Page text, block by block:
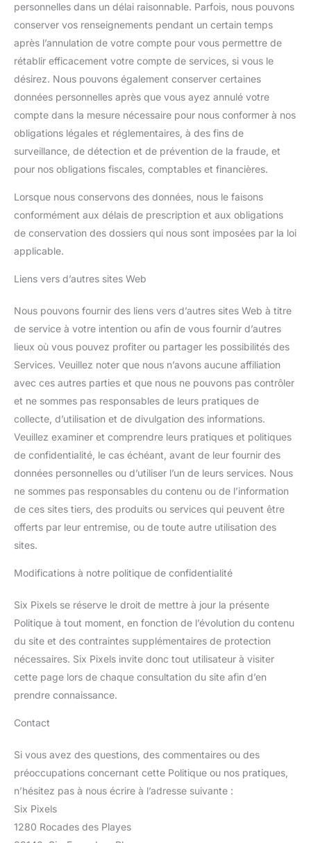
personnelles dans un délai raisonnable. Parfois, nous pouvons
conserver vos renseignements pendant un certain temps
après l’annulation de votre compte pour vous permettre de
rétablir efficacement votre compte de services, si vous le
désirez. Nous pouvons également conserver certaines
données personnelles après que vous ayez annulé votre
compte dans la mesure nécessaire pour nous conformer à nos
obligations légales et réglementaires, à des fins de
surveillance, de détection et de prévention de la fraude, et
pour nos obligations fiscales, comptables et financières.
Lorsque nous conservons des données, nous le faisons
conformément aux délais de prescription et aux obligations
de conservation des dossiers qui nous sont imposées par la loi
applicable.
Liens vers d’autres sites Web
Nous pouvons fournir des liens vers d’autres sites Web à titre
de service à votre intention ou afin de vous fournir d’autres
lieux où vous pouvez profiter ou partager les possibilités des
Services. Veuillez noter que nous n’avons aucune affiliation
avec ces autres parties et que nous ne pouvons pas contrôler
et ne sommes pas responsables de leurs pratiques de
collecte, d’utilisation et de divulgation des informations.
Veuillez examiner et comprendre leurs pratiques et politiques
de confidentialité, le cas échéant, avant de leur fournir des
données personnelles ou d’utiliser l’un de leurs services. Nous
ne sommes pas responsables du contenu ou de l’information
de ces sites tiers, des produits ou services qui peuvent être
offerts par leur entremise, ou de toute autre utilisation des
sites.
Modifications à notre politique de confidentialité
Six Pixels se réserve le droit de mettre à jour la présente
Politique à tout moment, en fonction de l’évolution du contenu
du site et des contraintes supplémentaires de protection
nécessaires. Six Pixels invite donc tout utilisateur à visiter
cette page lors de chaque consultation du site afin d’en
prendre connaissance.
Contact
Si vous avez des questions, des commentaires ou des
préoccupations concernant cette Politique ou nos pratiques,
n’hésitez pas à nous écrire à l’adresse suivante :
Six Pixels
1280 Rocades des Playes